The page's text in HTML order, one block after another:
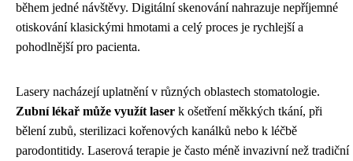
během jedné návštěvy. Digitální skenování nahrazuje nepříjemné
otiskování klasickými hmotami a celý proces je rychlejší a
pohodlnější pro pacienta.
Lasery nacházejí uplatnění v různých oblastech stomatologie.
Zubní lékař může využít laser k ošetření měkkých tkání, při
bělení zubů, sterilizaci kořenových kanálků nebo k léčbě
parodontitidy. Laserová terapie je často méně invazivní než tradiční